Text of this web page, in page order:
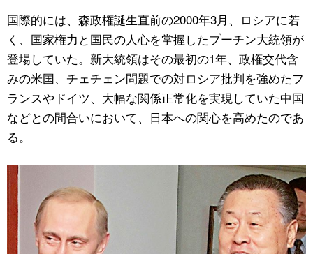
国際的には、森政権誕生直前の2000年3月、ロシアに若
く、国家権力と国民の人心を掌握したプーチン大統領が
登場していた。新大統領はその最初の1年、政権交代含
みの米国、チェチェン問題での対ロシア批判を強めたフ
ランスやドイツ、大幅な関係正常化を実現していた中国
などとの間合いにおいて、日本への関心を高めたのであ
る。